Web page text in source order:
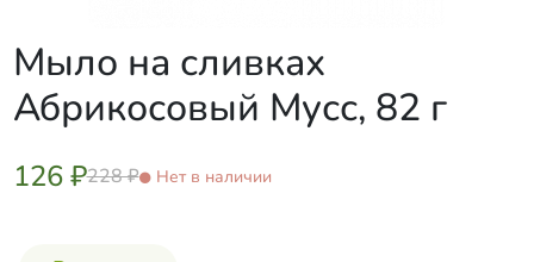
Мыло на сливках
Абрикосовый Мусс, 82 г
126 ₽228 ₽ Нет в наличии